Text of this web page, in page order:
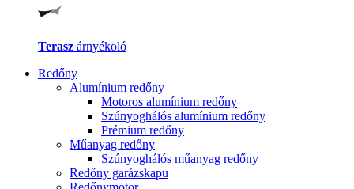
Terasz árnyékoló
Redőny
Alumínium redőny
Motoros alumínium redőny
Szúnyoghálós alumínium redőny
Prémium redőny
Műanyag redőny
Szúnyoghálós műanyag redőny
Redőny garázskapu